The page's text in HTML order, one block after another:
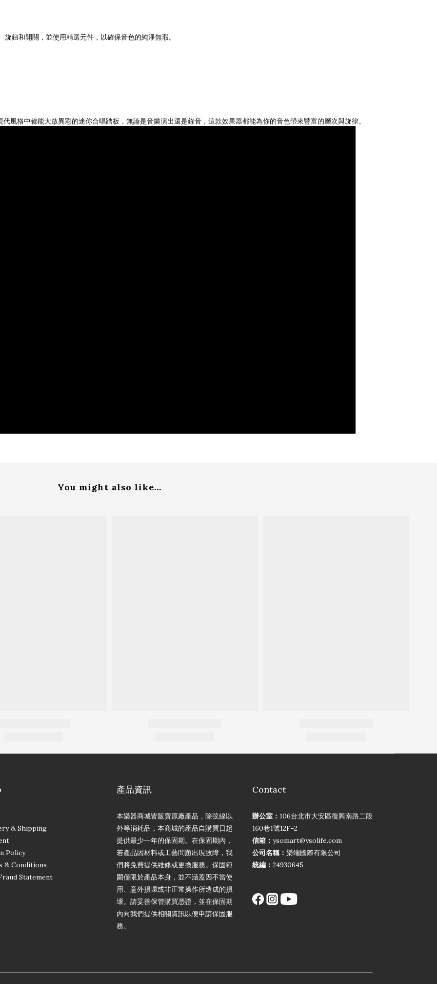
旋鈕和開關，並使用精選元件，以確保音色的純淨無瑕。
風格中都能大放異彩的迷你合唱踏板，無論是音樂演出還是錄音，這款效果器都能為你的音色帶來豐富的層次與旋律。
You might also like...
& Shipping
Policy
& Conditions
Statement
產品資訊
本樂器商城皆販賣原廠產品，除弦線以
外等消耗品，本商城的產品自購買日起
提供最少一年的保固期。在保固期內，
若產品因材料或工藝問題出現故障，我
們將免費提供維修或更換服務。保固範
圍僅限於產品本身，並不涵蓋因不當使
用、意外損壞或非正常操作所造成的損
壞。請妥善保管購買憑證，並在保固期
內向我們提供相關資訊以便申請保固服
務。
Contact
辦公室： 106台北市大安區復興南路二段
160巷1號12F-2
信箱： ysomart@ysolife.com
公司名稱： 樂端國際有限公司
統編： 24930645